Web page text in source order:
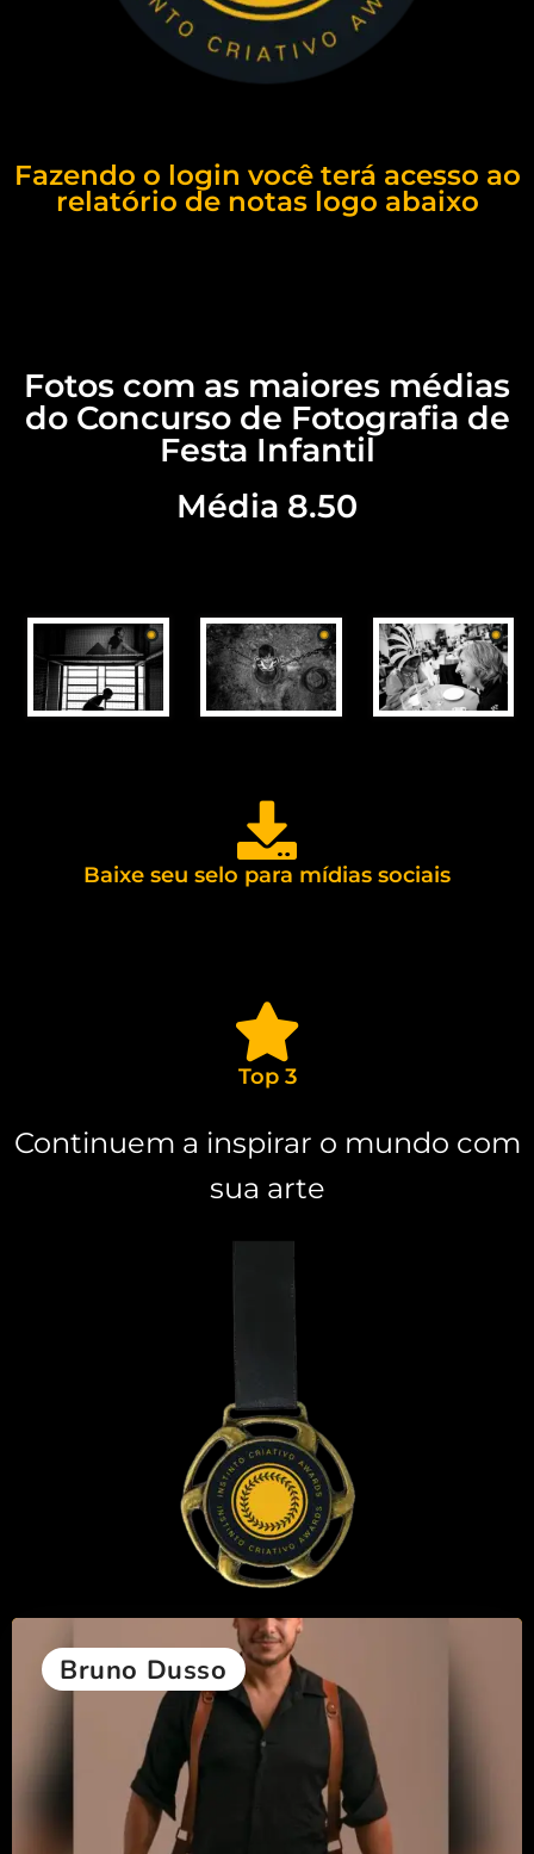
Fazendo o login você terá acesso ao
relatório de notas logo abaixo
Fotos com as maiores médias
do Concurso de Fotografia de
Festa Infantil
Média 8.50
Baixe seu selo para mídias sociais
Top 3
Continuem a inspirar o mundo com
sua arte
Bruno Dusso